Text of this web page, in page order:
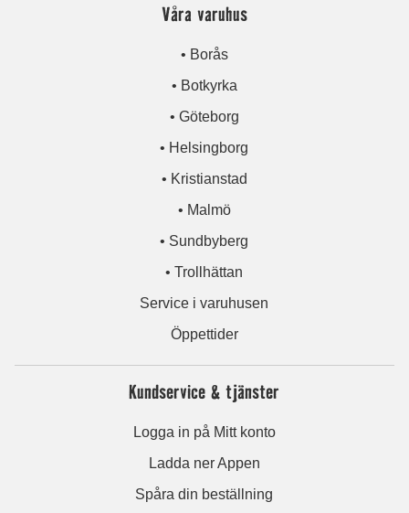
Våra varuhus
• Borås
• Botkyrka
• Göteborg
• Helsingborg
• Kristianstad
• Malmö
• Sundbyberg
• Trollhättan
Service i varuhusen
Öppettider
Kundservice & tjänster
Logga in på Mitt konto
Ladda ner Appen
Spåra din beställning